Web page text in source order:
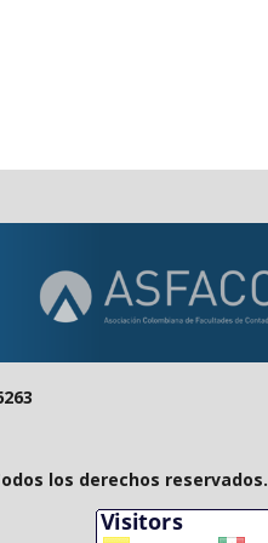
los derechos reservados.